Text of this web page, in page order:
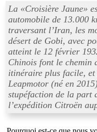
La «Croisière Jaune»
automobile de 13.000
traversant l’Iran, les
désert de Gobi, avec
atteint le 12 février
Chinois font le chemin
itinéraire plus facile,
Leapmotor (né en
stupéfaction de la part
l’expédition Citroën